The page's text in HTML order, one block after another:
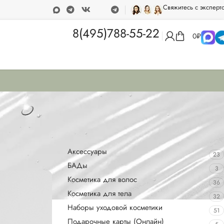
при покупке от 15 000 рублей Программа лояльности
Свяжитесь с
8(495)788-55-22 0₽
Категории товаров
Аксессуары 23
БАДы 3
Косметика для волос 36
Косметика для тела 32
Наборы уходовой косметики 51
Подарочные карты (Онлайн)